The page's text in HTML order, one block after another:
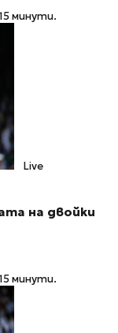
минути.
Live
на двойки
минути.